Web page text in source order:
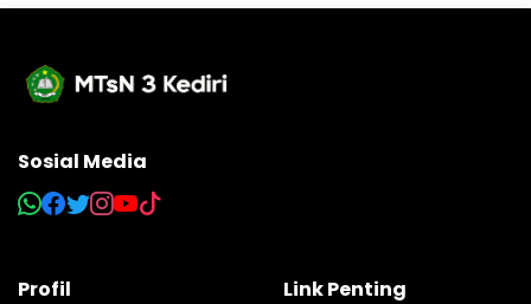
Sosial Media
Profil Link Penting